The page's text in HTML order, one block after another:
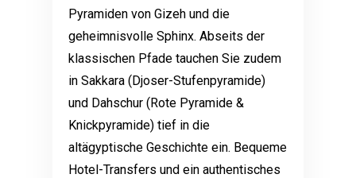
Pyramiden von Gizeh und die
geheimnisvolle Sphinx. Abseits der
klassischen Pfade tauchen Sie zudem
in Sakkara (Djoser-Stufenpyramide)
und Dahschur (Rote Pyramide &
Knickpyramide) tief in die
altägyptische Geschichte ein. Bequeme
Hotel-Transfers und ein authentisches